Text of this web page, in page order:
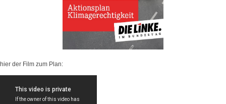
hier der Film zum Plan: